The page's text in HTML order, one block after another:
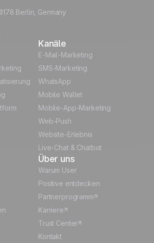
Berlin, Germany
Kanäle
E-Mail-Marketing
SMS-Marketing
WhatsApp
Mobile Wallet
Mobile-App-Marketing
Web-Push
Website-Erlebnis
Live-Chat & Chatbot
Über uns
Warum User
Positive entdecken
Partnerprogramm
Karriere
Trust Center
Kontakt